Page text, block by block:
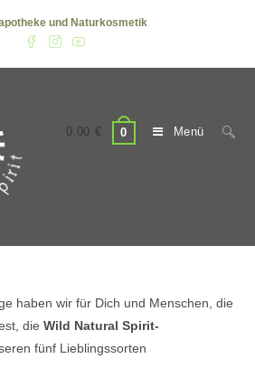
und Naturkosmetik
0,00 € 0 Menü
haben wir für Dich und Menschen, die
dieWild Natural Spirit-
fünf Lieblingssorten